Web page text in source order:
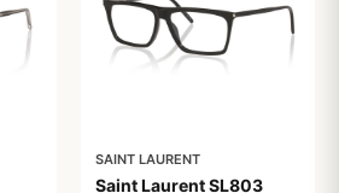
SAINT LAURENT
Saint Laurent SL803